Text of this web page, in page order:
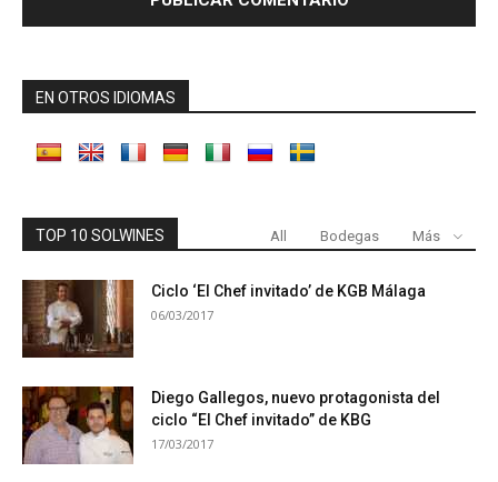
EN OTROS IDIOMAS
TOP 10 SOLWINES All Bodegas Más
Ciclo ‘El Chef invitado’ de KGB Málaga
06/03/2017
Diego Gallegos, nuevo protagonista del
ciclo “El Chef invitado” de KBG
17/03/2017